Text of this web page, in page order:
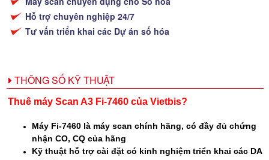
Hỗ trợ chuyên nghiệp 24/7
Tư vấn triển khai các Dự án số hóa
THÔNG SỐ KỸ THUẬT
Thuê máy Scan A3 Fi-7460 của Vietbis?
Máy Fi-7460 là máy scan chính hãng, có đầy đủ chứng
nhận CO, CQ của hãng
Kỹ thuật hỗ trợ cài đặt có kinh nghiệm triển khai các DA